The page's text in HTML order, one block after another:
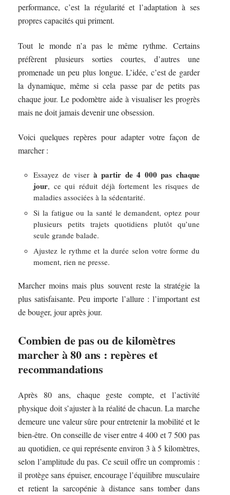
performance, c’est la régularité et l’adaptation à ses
propres capacités qui priment.
Tout le monde n’a pas le même rythme. Certains
préfèrent plusieurs sorties courtes, d’autres une
promenade un peu plus longue. L’idée, c’est de garder
la dynamique, même si cela passe par de petits pas
chaque jour. Le podomètre aide à visualiser les progrès
mais ne doit jamais devenir une obsession.
Voici quelques repères pour adapter votre façon de
marcher :
Essayez de viser à partir de 4 000 pas chaque
jour, ce qui réduit déjà fortement les risques de
maladies associées à la sédentarité.
Si la fatigue ou la santé le demandent, optez pour
plusieurs petits trajets quotidiens plutôt qu’une
seule grande balade.
Ajustez le rythme et la durée selon votre forme du
moment, rien ne presse.
Marcher moins mais plus souvent reste la stratégie la
plus satisfaisante. Peu importe l’allure : l’important est
de bouger, jour après jour.
Combien de pas ou de kilomètres
marcher à 80 ans : repères et
recommandations
Après 80 ans, chaque geste compte, et l’activité
physique doit s’ajuster à la réalité de chacun. La marche
demeure une valeur sûre pour entretenir la mobilité et le
bien-être. On conseille de viser entre 4 400 et 7 500 pas
au quotidien, ce qui représente environ 3 à 5 kilomètres,
selon l’amplitude du pas. Ce seuil offre un compromis :
il protège sans épuiser, encourage l’équilibre musculaire
et retient la sarcopénie à distance sans tomber dans